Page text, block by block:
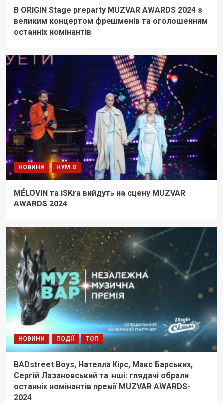
В ORIGIN Stage preparty MUZVAR AWARDS 2024 з
великим концертом фрешменів та оголошенням
останніх номінантів
НОВИНИ НУМ.О
MÉLOVIN та iSKra вийдуть на сцену MUZVAR
AWARDS 2024
НОВИНИ ПОДІЇ ТОП
BADstreet Boys, Нателла Кірс, Макс Барських,
Сергій Лазановський та інші: глядачі обрали
останніх номінантів премії MUZVAR AWARDS-
2024